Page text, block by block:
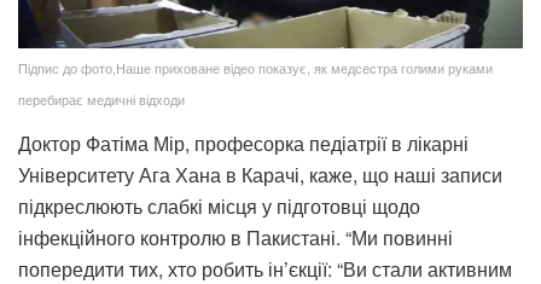
Підпис до фото,Наше приховане відео показує, як медсестра голими руками
перебирає медичні відходи
Доктор Фатіма Мір, професорка педіатрії в лікарні
Університету Ага Хана в Карачі, каже, що наші записи
підкреслюють слабкі місця у підготовці щодо
інфекційного контролю в Пакистані. “Ми повинні
попередити тих, хто робить ін’єкції: “Ви стали активним